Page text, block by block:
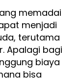
memadai
menjadi
terutama
Apalagi bagi
biaya
bisa